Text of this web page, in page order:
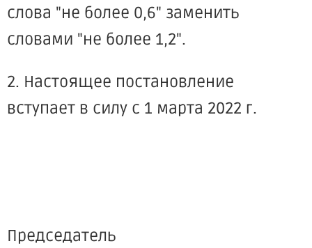
слова "не более 0,6" заменить
словами "не более 1,2".
2. Настоящее постановление
вступает в силу с 1 марта 2022 г.
Председатель